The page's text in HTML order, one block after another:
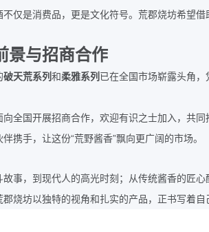
不仅是消费品，更是文化符号。荒郡烧坊希望
景与招商合作
破天荒系列 和柔雅系列 已在全国市场崭露头角
向全国开展招商合作，欢迎有识之士加入，共
伴携手，让这份“荒野酱香”飘向更广阔的市场。
故事，到现代人的高光时刻；从传统酱香的匠
烧坊以独特的视角和扎实的产品，正书写着